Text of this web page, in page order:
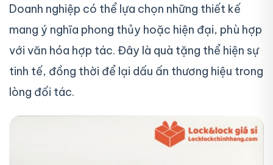
Doanh nghiệp có thể lựa chọn những thiết kế
mang ý nghĩa phong thủy hoặc hiện đại, phù hợp
với văn hóa hợp tác. Đây là quà tặng thể hiện sự
tinh tế, đồng thời để lại dấu ấn thương hiệu trong
lòng đối tác.